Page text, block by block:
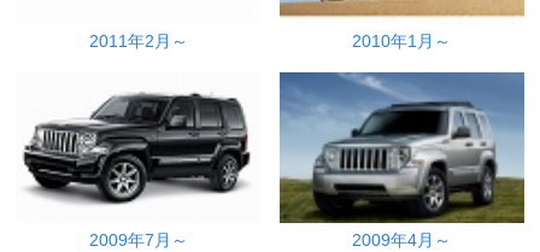
2011年2月～ 2010年1月～
2009年7月～ 2009年4月～